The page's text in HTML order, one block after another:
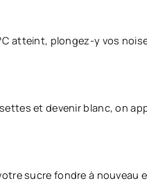
atteint, plongez-y vos
et devenir blanc, on
sucre fondre à nouveau